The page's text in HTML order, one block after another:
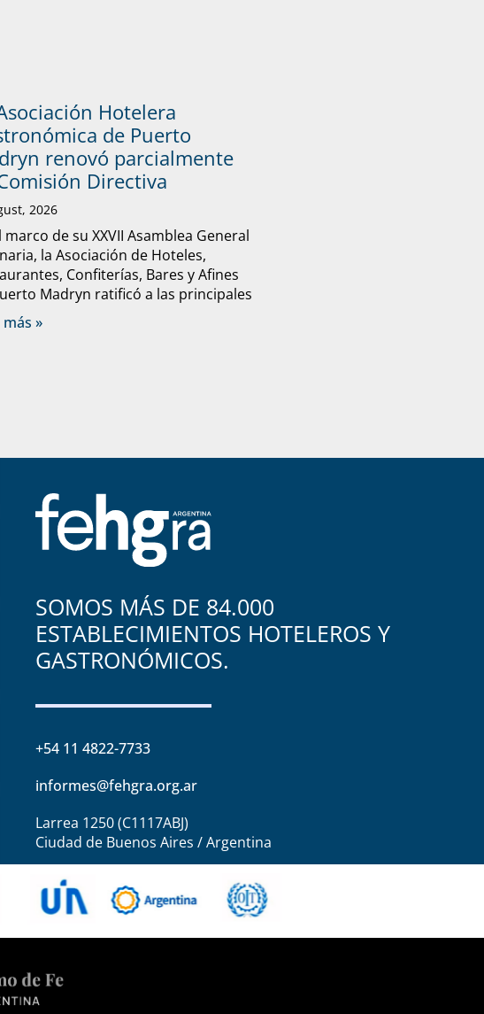
Hotelera
de Puerto
renovó parcialmente
Directiva
2026
marco de su XXVII Asamblea General
la Asociación de Hoteles,
Confiterías, Bares y Afines
Madryn ratificó a las principales
»
SOMOS MÁS DE 84.000
ESTABLECIMIENTOS HOTELEROS Y
GASTRONÓMICOS.
+54 11 4822-7733
informes@fehgra.org.ar
Larrea 1250 (C1117ABJ)
Ciudad de Buenos Aires / Argentina